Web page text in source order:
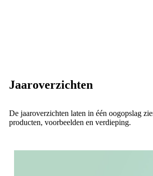
Jaaroverzichten
De jaaroverzichten laten in één oogopslag
producten, voorbeelden en verdieping.